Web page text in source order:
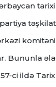
tarixi
Bununla
ci ildə Tarix